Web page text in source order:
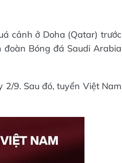
cảnh ở Doha (Qatar) trước
đoàn Bóng đá Saudi Arabia
9. Sau đó, tuyển Việt Nam